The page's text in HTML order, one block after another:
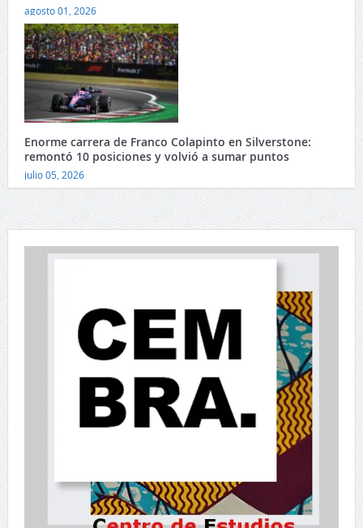
agosto 01, 2026
Enorme carrera de Franco Colapinto en Silverstone:
remontó 10 posiciones y volvió a sumar puntos
julio 05, 2026